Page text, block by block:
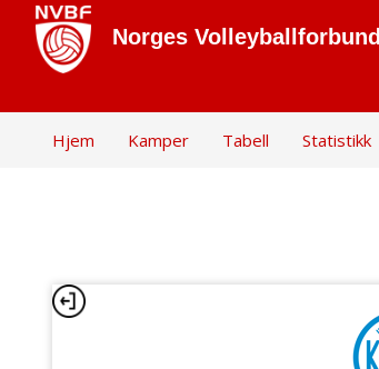
Norges Volleyballforbund
Hjem Kamper Tabell Statistikk